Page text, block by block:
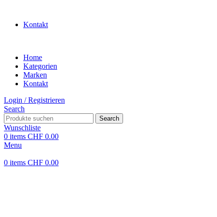
Kontakt
Home
Kategorien
Marken
Kontakt
Login / Registrieren
Search
Search
Wunschliste
0 items CHF 0.00
Menu
0 items CHF 0.00